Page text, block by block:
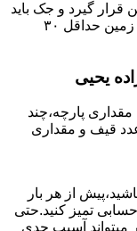
گیرد و جک باید
خودرو را به نحوی بالا ببرد تا فاصله لاستیک با زمین حداقل ۳۰
یحیی
پارچه،چند
قیف و مقداری
از هر بار
تمیز کنید.حتی
میتواند آسیب جدی